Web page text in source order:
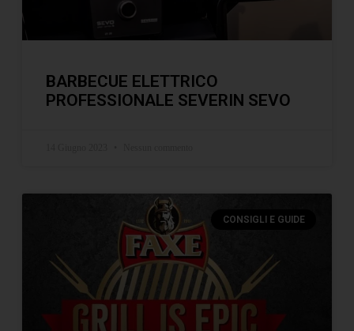
BARBECUE ELETTRICO
PROFESSIONALE SEVERIN SEVO
CONSIGLI E GUIDE